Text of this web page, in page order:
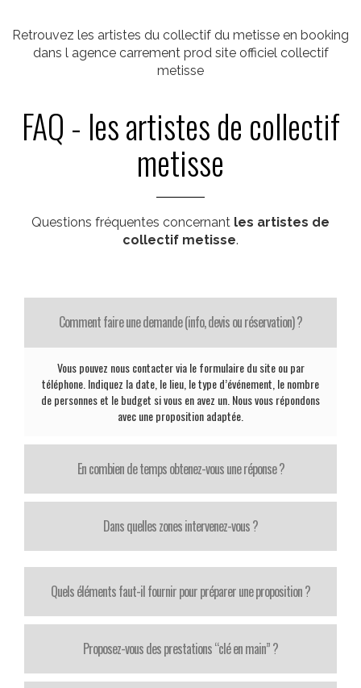
Retrouvez les artistes du collectif du metisse en booking
dans l agence carrement prod site officiel collectif
metisse
FAQ - les artistes de collectif
metisse
Questions fréquentes concernant les artistes de
collectif metisse.
Comment faire une demande (info, devis ou réservation) ?
Vous pouvez nous contacter via le formulaire du site ou par
téléphone. Indiquez la date, le lieu, le type d’événement, le nombre
de personnes et le budget si vous en avez un. Nous vous répondons
avec une proposition adaptée.
En combien de temps obtenez-vous une réponse ?
Dans quelles zones intervenez-vous ?
Quels éléments faut-il fournir pour préparer une proposition ?
Proposez-vous des prestations “clé en main” ?